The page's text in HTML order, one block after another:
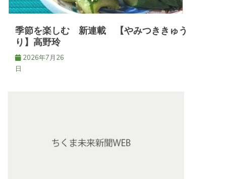
ン
季節を楽しむ 新連載 【やみつききゅう
り】高野玲
2026年7月26
日